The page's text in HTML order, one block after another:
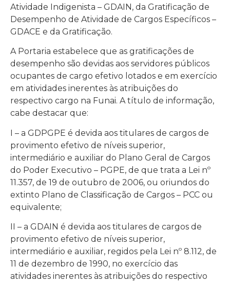
Atividade Indigenista – GDAIN, da Gratificação de
Desempenho de Atividade de Cargos Específicos –
GDACE e da Gratificação.
A Portaria estabelece que as gratificações de
desempenho são devidas aos servidores públicos
ocupantes de cargo efetivo lotados e em exercício
em atividades inerentes às atribuições do
respectivo cargo na Funai. A título de informação,
cabe destacar que:
I – a GDPGPE é devida aos titulares de cargos de
provimento efetivo de níveis superior,
intermediário e auxiliar do Plano Geral de Cargos
do Poder Executivo – PGPE, de que trata a Lei nº
11.357, de 19 de outubro de 2006, ou oriundos do
extinto Plano de Classificação de Cargos – PCC ou
equivalente;
II – a GDAIN é devida aos titulares de cargos de
provimento efetivo de níveis superior,
intermediário e auxiliar, regidos pela Lei nº 8.112, de
11 de dezembro de 1990, no exercício das
atividades inerentes às atribuições do respectivo